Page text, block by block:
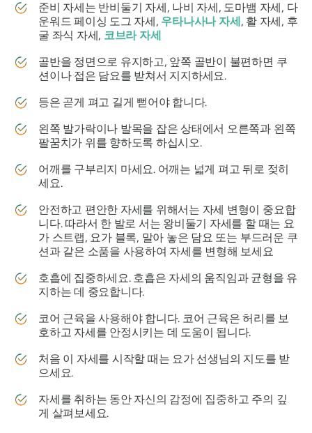
준비 자세는 반비둘기 자세, 나비 자세, 도마뱀 자세, 다
운워드 페이싱 도그 자세, 우타나사나 자세 , 활 자세, 후
굴 좌식 자세, 코브라 자세
골반을 정면으로 유지하고, 앞쪽 골반이 불편하면 쿠
션이나 접은 담요를 받쳐서 지지하세요.
등은 곧게 펴고 길게 뻗어야 합니다.
왼쪽 발가락이나 발목을 잡은 상태에서 오른쪽과 왼쪽
팔꿈치가 위를 향하도록 하십시오.
어깨를 구부리지 마세요. 어깨는 넓게 펴고 뒤로 젖히
세요.
안전하고 편안한 자세를 위해서는 자세 변형이 중요합
니다. 따라서 한 발로 서는 왕비둘기 자세를 할 때는 요
가 스트랩, 요가 블록, 말아 놓은 담요 또는 부드러운 쿠
션과 같은 소품을 사용하여 자세를 변형해 보세요
호흡에 집중하세요. 호흡은 자세의 움직임과 균형을 유
지하는 데 중요합니다.
코어 근육을 사용해야 합니다. 코어 근육은 허리를 보
호하고 자세를 안정시키는 데 도움이 됩니다.
처음 이 자세를 시작할 때는 요가 선생님의 지도를 받
으세요.
자세를 취하는 동안 자신의 감정에 집중하고 주의 깊
게 살펴보세요.